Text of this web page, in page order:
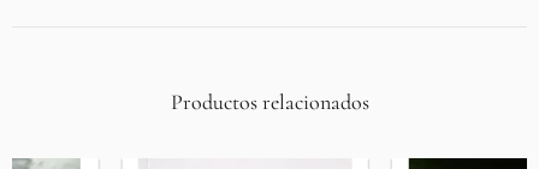
Productos relacionados